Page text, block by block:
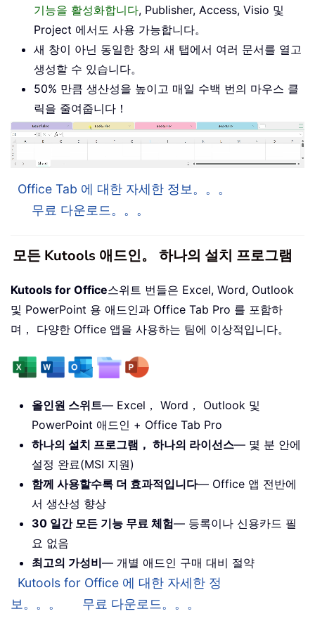
기능을 활성화합니다, Publisher, Access, Visio 및
Project 에서도 사용 가능합니다。
새 창이 아닌 동일한 창의 새 탭에서 여러 문서를 열고
생성할 수 있습니다。
50% 만큼 생산성을 높이고 매일 수백 번의 마우스 클
릭을 줄여줍니다！
Office Tab 에 대한 자세한 정보。。。
무료 다운로드。。。
모든 Kutools 애드인。 하나의 설치 프로그램
Kutools for Office스위트 번들은 Excel, Word, Outlook
및 PowerPoint 용 애드인과 Office Tab Pro 를 포함하
며， 다양한 Office 앱을 사용하는 팀에 이상적입니다。
올인원 스위트— Excel， Word， Outlook 및
PowerPoint 애드인 + Office Tab Pro
하나의 설치 프로그램， 하나의 라이선스— 몇 분 안에
설정 완료(MSI 지원)
함께 사용할수록 더 효과적입니다— Office 앱 전반에
서 생산성 향상
30 일간 모든 기능 무료 체험— 등록이나 신용카드 필
요 없음
최고의 가성비— 개별 애드인 구매 대비 절약
Kutools for Office 에 대한 자세한 정
보。。。
무료 다운로드。。。